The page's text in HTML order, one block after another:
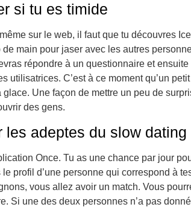
si tu es timide
sur le web, il faut que tu découvres
main pour jaser avec les autres
répondre à un questionnaire et ensuite
utilisatrices. C’est à ce moment qu’un
Une façon de mettre un peu de
des gens.
les adeptes du slow dating
Once. Tu as une chance par jour
profil d’une personne qui correspond à
vous allez avoir un match. Vous
Si une des deux personnes n’a pas